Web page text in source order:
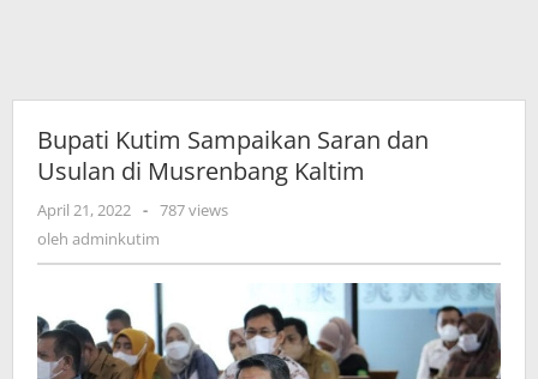
Bupati Kutim Sampaikan Saran dan
Usulan di Musrenbang Kaltim
April 21, 2022 oleh
adminkutim
- 787 views
oleh adminkutim